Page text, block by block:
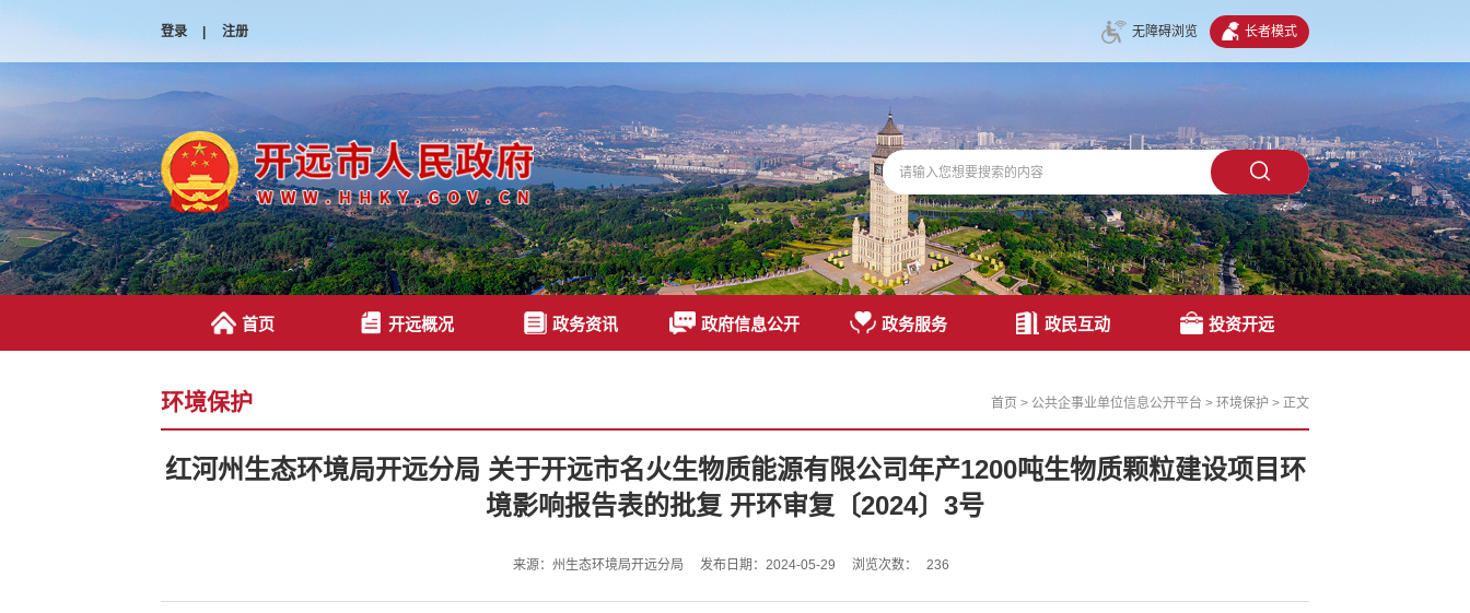
登录 | 注册 无障碍浏览 长者模式
首页 开远概况 政务资讯 政府信息公开 政务服务 政民互动 投资开远
环境保护 首页 > 公共企事业单位信息公开平台 > 环境保护 > 正文
红河州生态环境局开远分局 关于开远市名火生物质能源有限公司年产1200吨生物质颗粒建设项目环
境影响报告表的批复 开环审复〔2024〕3号
来源：州生态环境局开远分局 发布日期：2024-05-29 浏览次数： 236